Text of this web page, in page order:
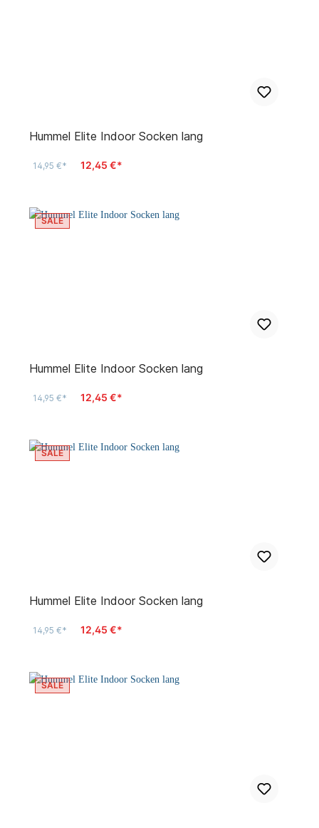
Hummel Elite Indoor Socken lang
14,95 €* 12,45 €*
SALE
Hummel Elite Indoor Socken lang
14,95 €* 12,45 €*
SALE
Hummel Elite Indoor Socken lang
14,95 €* 12,45 €*
SALE